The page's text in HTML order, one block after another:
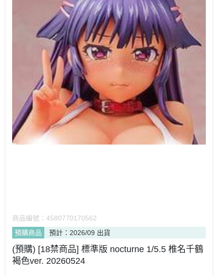
商品編號： 4580770170562
預購商品
預計：2026/09 出貨
(預購) [18禁商品] 標準版 nocturne 1/5.5 椎名千鶴
褐色ver. 20260524